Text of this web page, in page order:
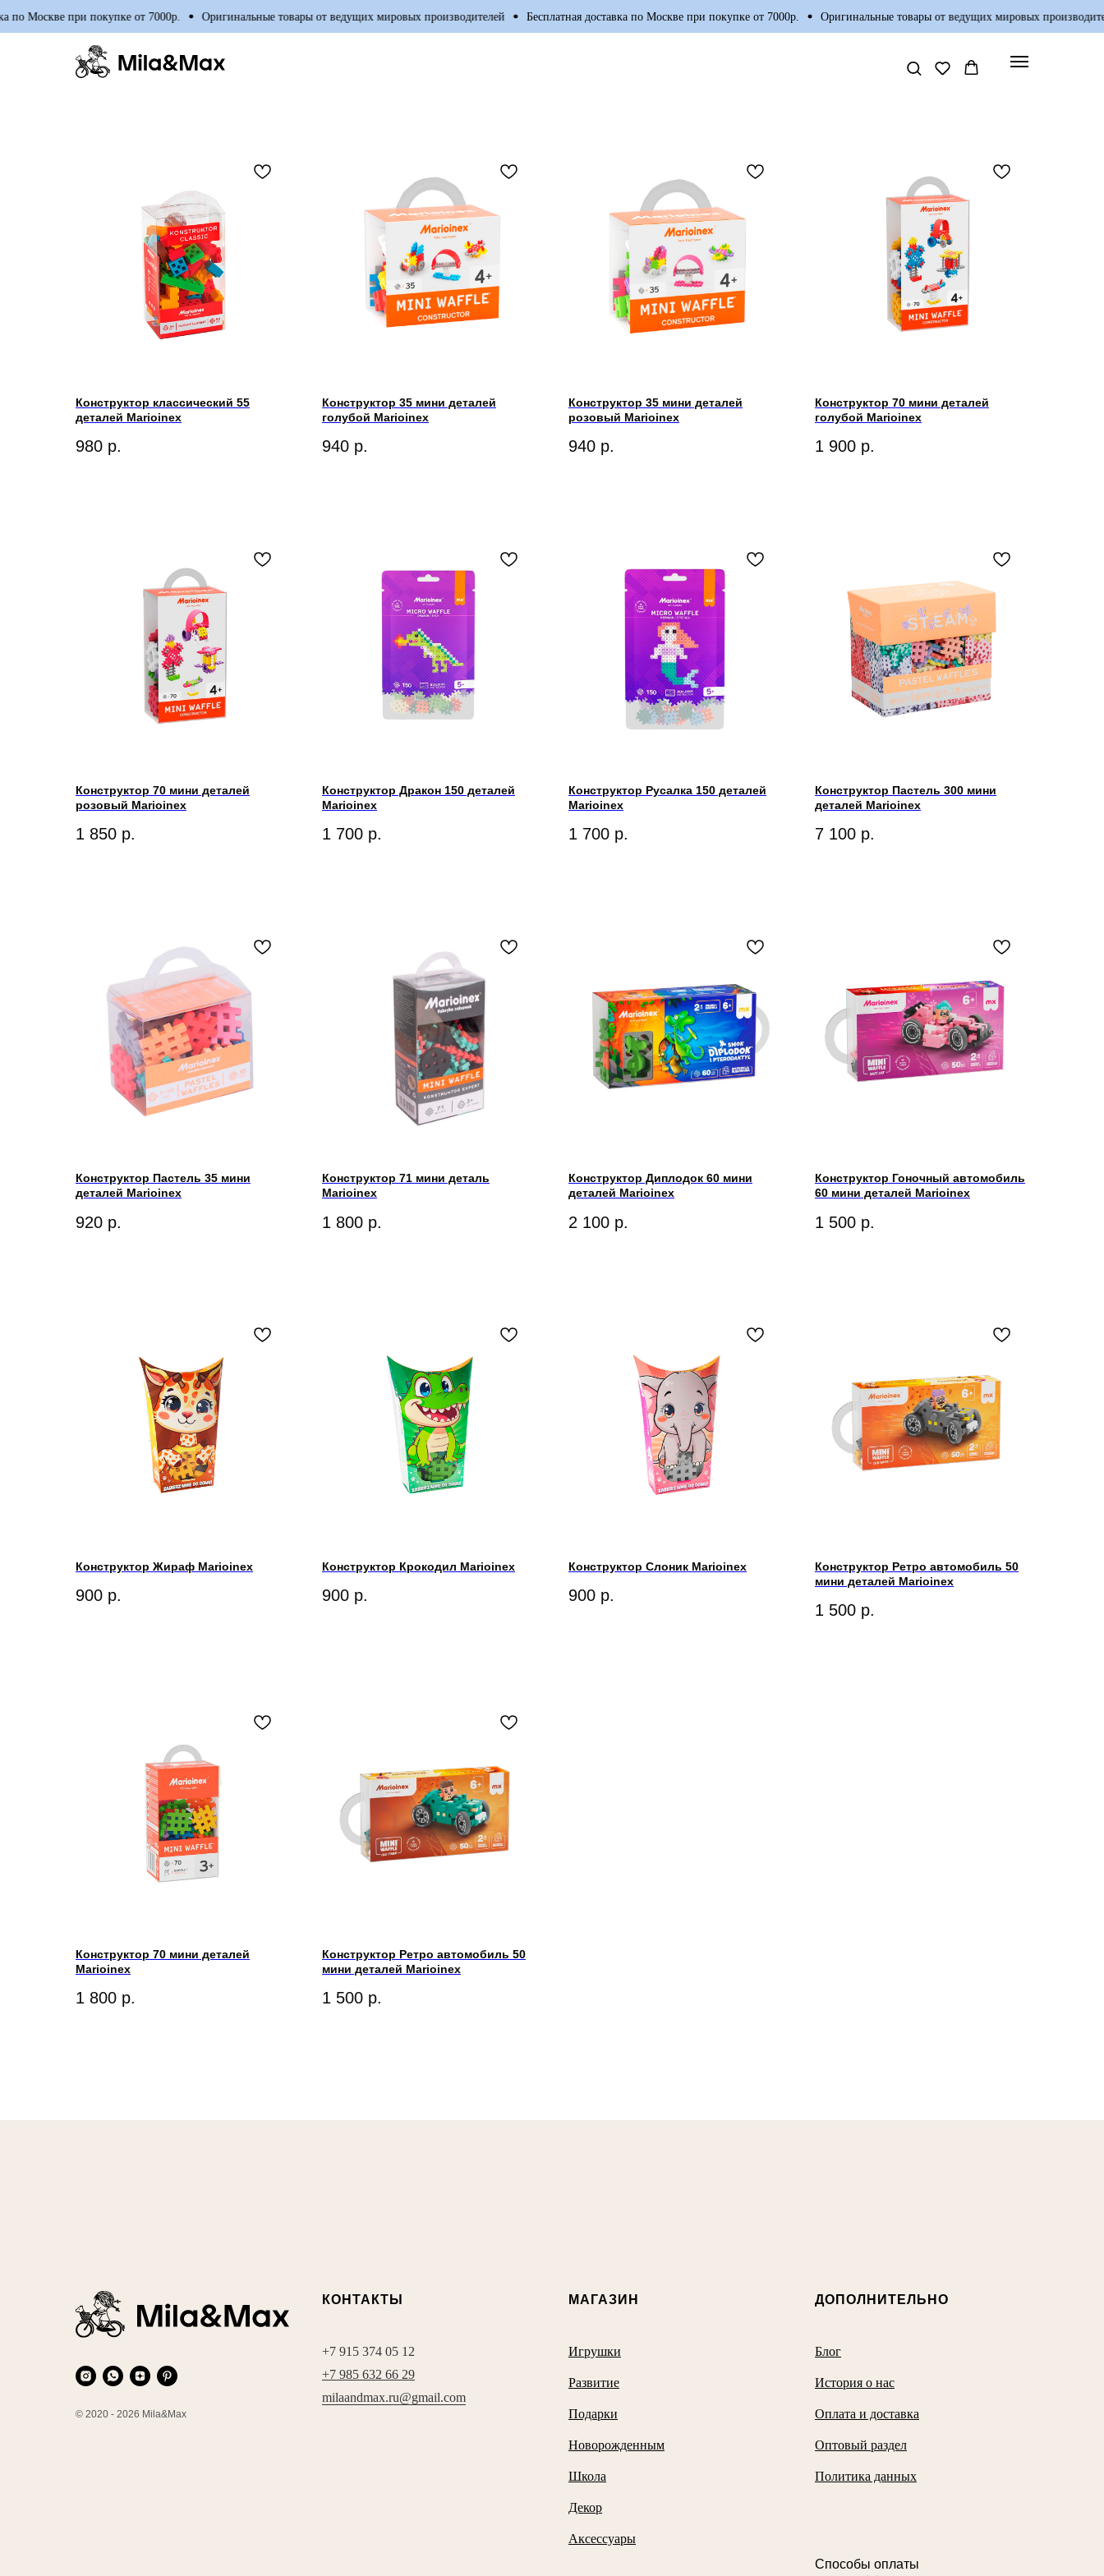
при покупке от 7000р. Оригинальные товары от ведущих мировых производителей Бесплатная доставка по Москве при покупке от 7000р. Оригинальные товары от ведущих мировых производителей
Конструктор классический 55
деталей Marioinex
980 р.
Конструктор 35 мини деталей
голубой Marioinex
940 р.
Конструктор 35 мини деталей
розовый Marioinex
940 р.
Конструктор 70 мини деталей
голубой Marioinex
1 900 р.
Конструктор 70 мини деталей
розовый Marioinex
1 850 р.
Конструктор Дракон 150 деталей
Marioinex
1 700 р.
Конструктор Русалка 150 деталей
Marioinex
1 700 р.
Конструктор Пастель 300 мини
деталей Marioinex
7 100 р.
Конструктор Пастель 35 мини
деталей Marioinex
920 р.
Конструктор 71 мини деталь
Marioinex
1 800 р.
Конструктор Диплодок 60 мини
деталей Marioinex
2 100 р.
Конструктор Гоночный автомобиль
60 мини деталей Marioinex
1 500 р.
Конструктор Жираф Marioinex
900 р.
Конструктор Крокодил Marioinex
900 р.
Конструктор Слоник Marioinex
900 р.
Конструктор Ретро автомобиль 50
мини деталей Marioinex
1 500 р.
Конструктор 70 мини деталей
Marioinex
1 800 р.
Конструктор Ретро автомобиль 50
мини деталей Marioinex
1 500 р.
© 2020 - 2026 Mila&Max
КОНТАКТЫ
+7 915 374 05 12
+7 985 632 66 29
milaandmax.ru@gmail.com
МАГАЗИН
Игрушки
Развитие
Подарки
Новорожденным
Школа
Декор
Аксессуары
ДОПОЛНИТЕЛЬНО
Блог
История о нас
Оплата и доставка
Оптовый раздел
Политика данных
Способы оплаты